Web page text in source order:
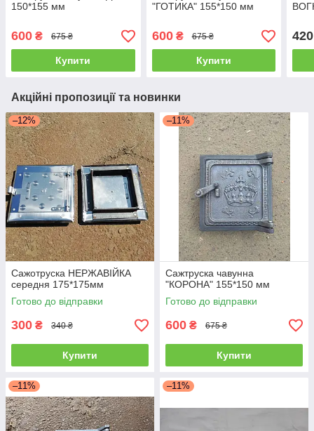
150*155 мм
600 ₴ 675 ₴
Купити
"ГОТИКА" 155*150 мм
600₴ 675 ₴
Купити
420
Акційні пропозиції та новинки
–12%
Сажотруска НЕРЖАВІЙКА
середня 175*175мм
Готово до відправки
300 ₴ 340 ₴
Купити
–11%
Сажтруска чавунна
"КОРОНА" 155*150 мм
Готово до відправки
600 ₴ 675 ₴
Купити
–11% –11%